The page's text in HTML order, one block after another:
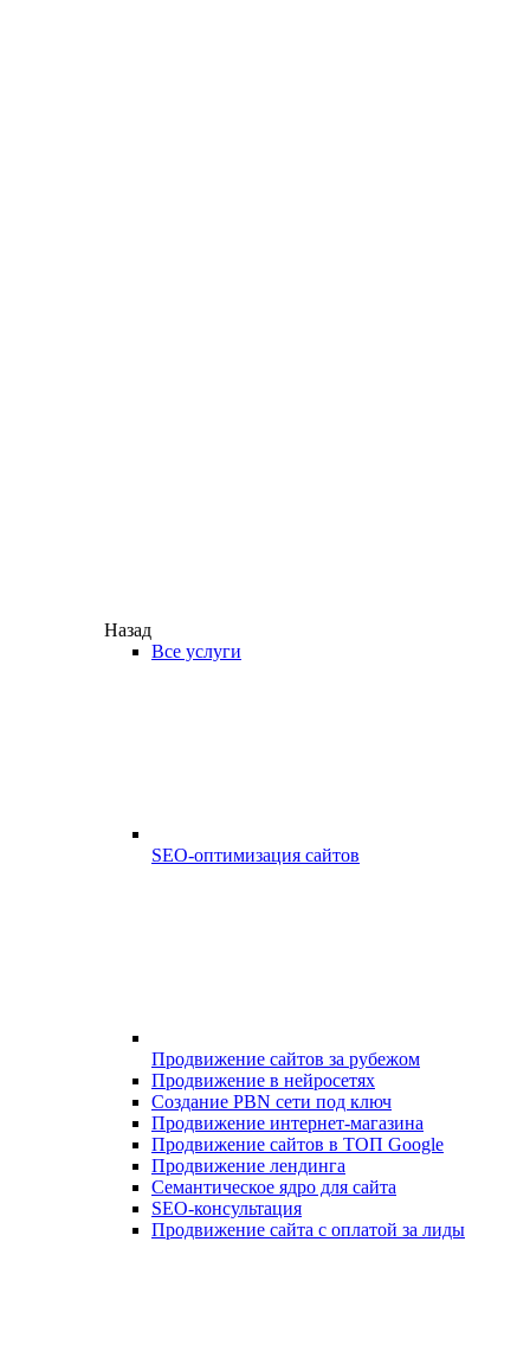
Назад
Все услуги
SEO-оптимизация сайтов
Продвижение сайтов за рубежом
Продвижение в нейросетях
Создание PBN сети под ключ
Продвижение интернет-магазина
Продвижение сайтов в ТОП Google
Продвижение лендинга
Семантическое ядро для сайта
SEO-консультация
Продвижение сайта с оплатой за лиды